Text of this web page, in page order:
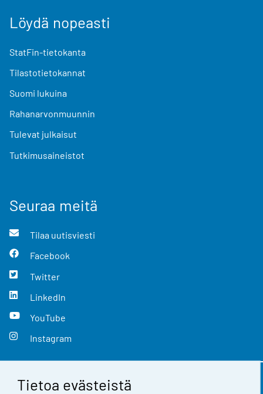
Tietoa evästeistä
Löydä nopeasti
StatFin-tietokanta
Tilastotietokannat
Suomi lukuina
Rahanarvonmuunnin
Tulevat julkaisut
Tutkimusaineistot
Seuraa meitä
Tilaa uutisviesti
Facebook
Twitter
LinkedIn
YouTube
Instagram
Yhteystiedot